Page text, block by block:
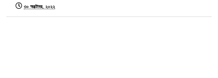
৩০ অক্টোবর, ২০২২